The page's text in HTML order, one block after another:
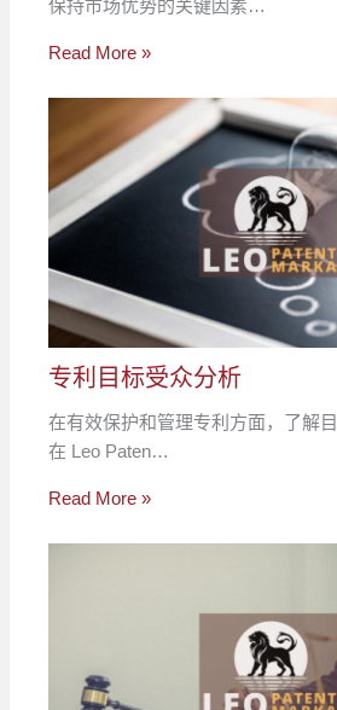
保持市场优势的关键因素…
Read More »
专利目标受众分析
在有效保护和管理专利方面，了解
在 Leo Paten…
Read More »